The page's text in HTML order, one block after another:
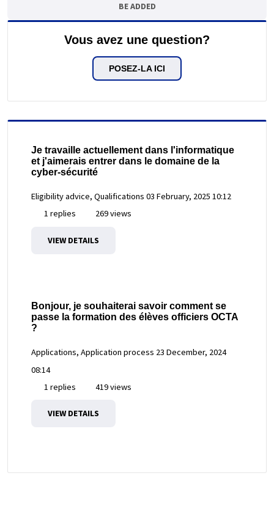
BE ADDED
Vous avez une question?
POSEZ-LA ICI
Je travaille actuellement dans l'informatique
et j'aimerais entrer dans le domaine de la
cyber-sécurité
Eligibility advice, Qualifications 03 February, 2025 10:12
1 replies
269 views
VIEW DETAILS
Bonjour, je souhaiterai savoir comment se
passe la formation des élèves officiers OCTA
?
Applications, Application process 23 December, 2024
08:14
1 replies
419 views
VIEW DETAILS